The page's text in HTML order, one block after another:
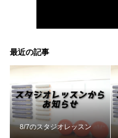
最近の記事
8/7のスタジオレッスン